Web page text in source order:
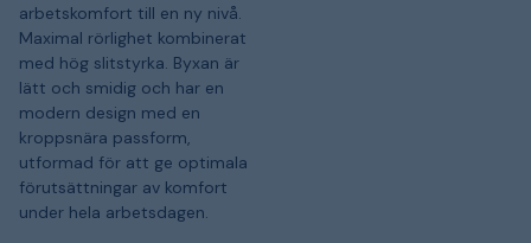
arbetskomfort till en ny nivå.
Maximal rörlighet kombinerat
med hög slitstyrka. Byxan är
lätt och smidig och har en
modern design med en
kroppsnära passform,
utformad för att ge optimala
förutsättningar av komfort
under hela arbetsdagen.